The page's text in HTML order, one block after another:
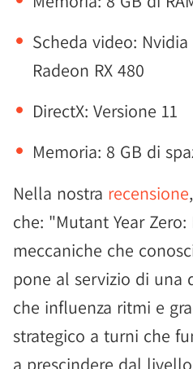
Scheda video: Nvidia
Radeon RX 480
DirectX: Versione 11
Memoria: 8 GB di
Nella nostra recensione
che: "Mutant Year
meccaniche che
pone al servizio di una
che influenza ritmi e
strategico a turni che
a prescindere dal